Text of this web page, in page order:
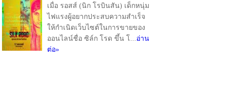
เมื่อ รอสส์ (นิก โรบินสัน) เด็กหนุ่ม
ไฟแรงผู้อยากประสบความสำเร็จ
ให้กำเนิดเว็บไซต์ในการขายของ
ออนไลน์ชื่อ ซิล์ก โรด ขึ้น โ...อ่าน
ต่อ»